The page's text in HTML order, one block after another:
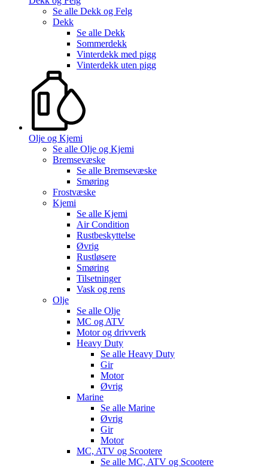
Se alle Dekk og Felg
Dekk
Se alle Dekk
Sommerdekk
Vinterdekk med pigg
Vinterdekk uten pigg
Olje og Kjemi
Se alle Olje og Kjemi
Bremsevæske
Se alle Bremsevæske
Smøring
Frostvæske
Kjemi
Se alle Kjemi
Air Condition
Rustbeskyttelse
Øvrig
Rustløsere
Smøring
Tilsetninger
Vask og rens
Olje
Se alle Olje
MC og ATV
Motor og drivverk
Heavy Duty
Se alle Heavy Duty
Gir
Motor
Øvrig
Marine
Se alle Marine
Øvrig
Gir
Motor
MC, ATV og Scootere
Se alle MC, ATV og Scootere